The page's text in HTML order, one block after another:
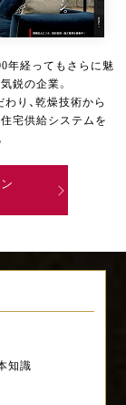
年経ってもさらに魅
鋭の企業。
り、乾燥技術から
宅供給システムを
知識